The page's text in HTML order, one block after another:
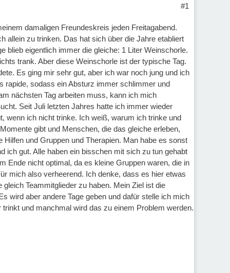
#1
damaligen Freundeskreis jeden Freitagabend.
allein zu trinken. Das hat sich über die Jahre etabliert
blieb eigentlich immer die gleiche: 1 Liter Weinschorle.
trank. Aber diese Weinschorle ist der typische Tag.
Es ging mir sehr gut, aber ich war noch jung und ich
rapide, sodass ein Absturz immer schlimmer und
nächsten Tag arbeiten muss, kann ich mich
Seit Juli letzten Jahres hatte ich immer wieder
wenn ich nicht trinke. Ich weiß, warum ich trinke und
gibt und Menschen, die das gleiche erleben,
und Gruppen und Therapien. Man habe es sonst
ich gut. Alle haben ein bisschen mit sich zu tun gehabt
Ende nicht optimal, da es kleine Gruppen waren, die in
mich also verheerend. Ich denke, dass es hier etwas
Teammitglieder zu haben. Mein Ziel ist die
wird aber andere Tage geben und dafür stelle ich mich
und manchmal wird das zu einem Problem werden.